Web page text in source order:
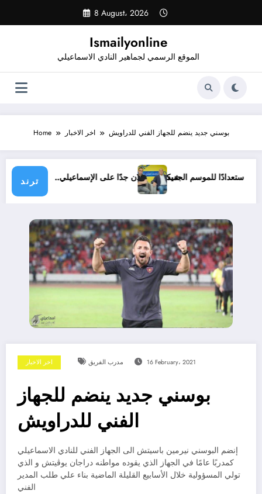
content
8 August، 2026
Ismailyonline
الموقع الرسمي لجماهير النادي الاسماعيلي
Home اخر الاخبار بوسني جديد ينضم للجهاز الفني للدراويش
ترند
شيكابالا: زعلان جدًا على الإسماعيلي..حتى الآن استعدادًا للموسم الجديد
اخر الاخبار مدرب الفريق 16 February، 2021
بوسني جديد ينضم للجهاز
الفني للدراويش
إنضم البوسني نيرمين باسيتش الى الجهاز الفني للنادي الاسماعيلي
كمدربًا عامًا في الجهاز الذي يقوده مواطنه دراجان يوڤيتش و الذي
تولي المسؤولية خلال الأسابيع القليلة الماضية بناء علي طلب المدير
الفني